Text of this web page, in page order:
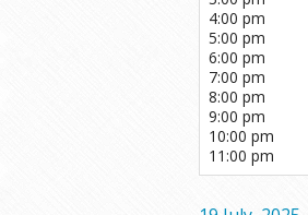
4:00 pm
5:00 pm
6:00 pm
7:00 pm
8:00 pm
9:00 pm
10:00 pm
11:00 pm